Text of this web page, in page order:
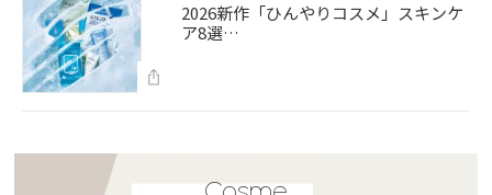
2026新作「ひんやりコスメ」スキンケ
ア8選…